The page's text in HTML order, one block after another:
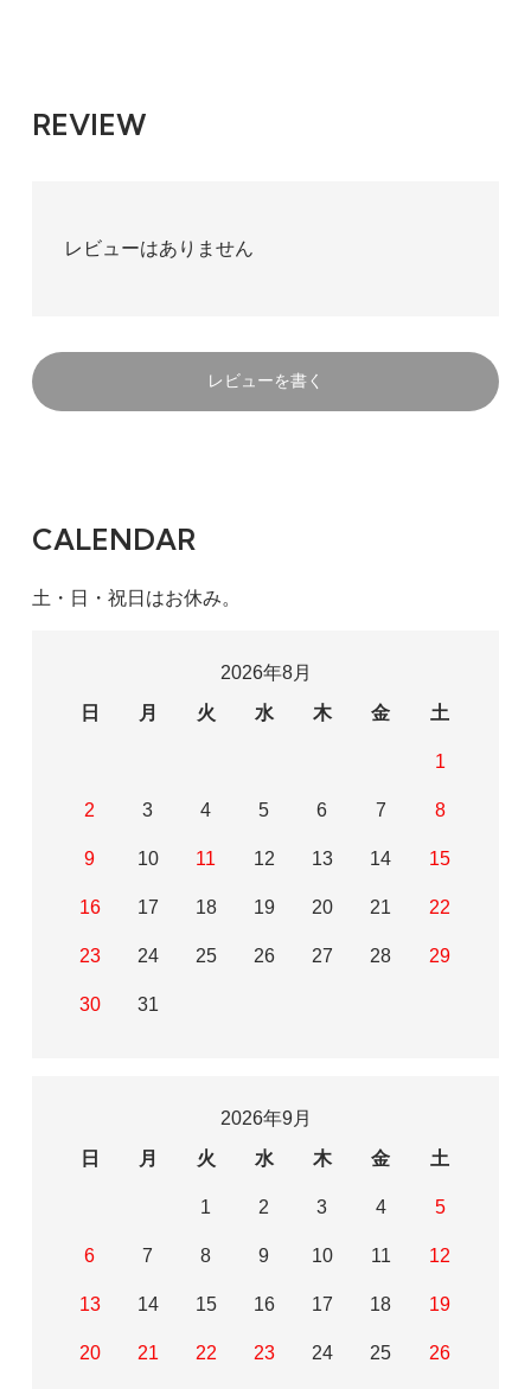
REVIEW
レビューはありません
レビューを書く
CALENDAR
土・日・祝日はお休み。
2026年8月
日
月 火 水 木 金 土
1
2 3 4 5 6 7 8
9 10 11 12 13 14 15
16 17 18 19 20 21 22
23 24 25 26 27 28 29
30 31
2026年9月
日
月 火 水 木 金 土
1 2 3 4 5
6 7 8 9 10 11 12
13 14 15 16 17 18 19
20 21 22 23 24 25 26